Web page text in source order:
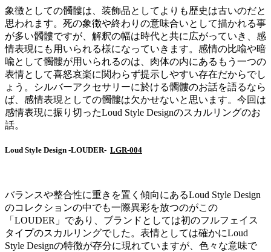
象徴としての髑髏は、装飾品としてよりも歴史は古いのだと
思われます。死の象徴や終わりの意味合いとして描かれる事
が多い髑髏ですが、解釈の幅は時代と共に広がっていき、感
情表現にも用いられる様になっていきます。感情の比喩や暗
喩として髑髏が用いられるのは、肉体の内にあるもう一つの
表情として喜怒哀楽に関わらず提示しやすい存在だからでし
ょう。シルバーアクセサリーに於ける髑髏のお話を語るなら
ば、感情表現としての髑髏は欠かせないと思います。今回は
感情表現に振り切ったLoud Style Designのスカルリングのお
話。
Loud Style Design -LOUDER- LGR-004
バランスや整合性に重きを置く傾向にあるLoud Style Design
のコレクションの中でも一際異彩を放つのがこの
「LOUDER」であり、ブランドとしては初のフルフェイス
タイプのスカルリングでした。表情としては確かにLoud
Style Designの特徴が存分に現れていますが、色々な意味で